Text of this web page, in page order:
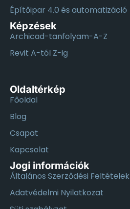
Építőipar 4.0 és automatizáció
Képzések
Archicad-tanfolyam-A-Z
Revit A-tól Z-ig
Oldaltérkép
Főoldal
Blog
Csapat
Kapcsolat
Jogi információk
Általános Szerződési Feltételek
Adatvédelmi Nyilatkozat